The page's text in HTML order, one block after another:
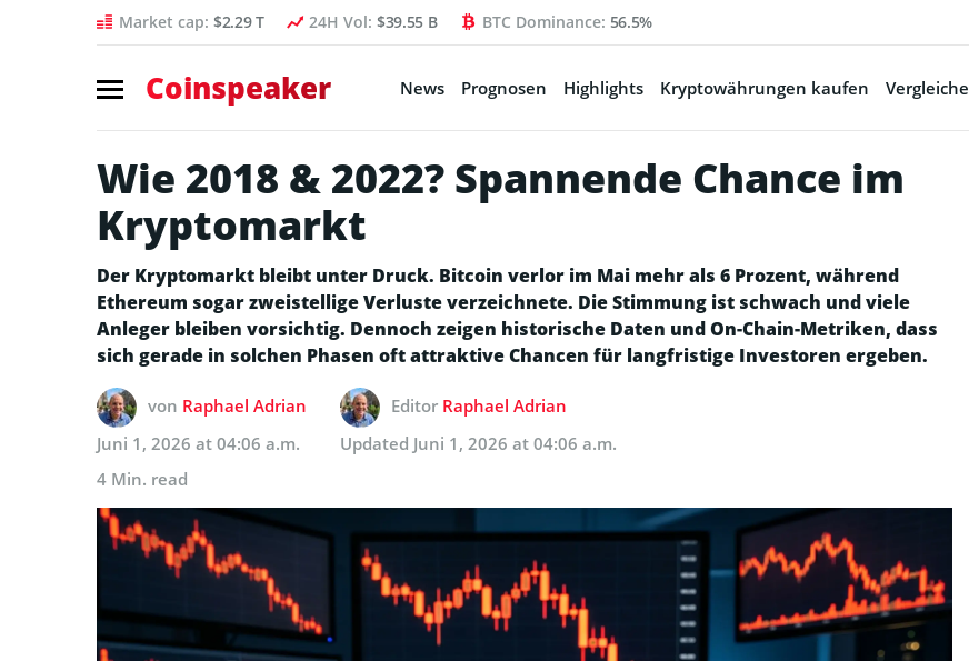
Market cap: $2.29 T 24H Vol: $39.55 B BTC Dominance: 56.5%
Coinspeaker News Prognosen Highlights Kryptowährungen kaufen Vergleiche
Wie 2018 & 2022? Spannende Chance im
Kryptomarkt
Der Kryptomarkt bleibt unter Druck. Bitcoin verlor im Mai mehr als 6 Prozent, während
Ethereum sogar zweistellige Verluste verzeichnete. Die Stimmung ist schwach und viele
Anleger bleiben vorsichtig. Dennoch zeigen historische Daten und On-Chain-Metriken, dass
sich gerade in solchen Phasen oft attraktive Chancen für langfristige Investoren ergeben.
von Raphael Adrian Editor Raphael Adrian
Juni 1, 2026 at 04:06 a.m.
Updated Juni 1, 2026 at 04:06 a.m.
4 Min. read